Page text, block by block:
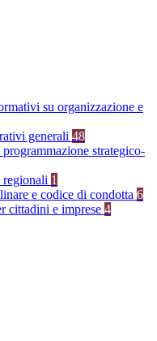
su organizzazione e
generali 48
strategico-
regionali 1
e codice di condotta 6
cittadini e imprese 4